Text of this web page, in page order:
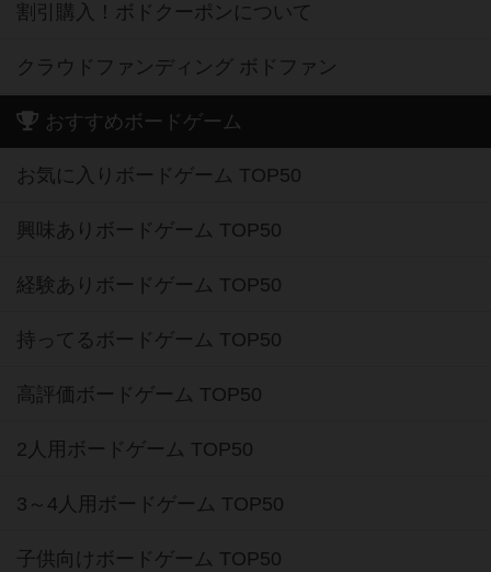
割引購入！ボドクーポンについて
クラウドファンディング ボドファン
おすすめボードゲーム
お気に入りボードゲーム TOP50
興味ありボードゲーム TOP50
経験ありボードゲーム TOP50
持ってるボードゲーム TOP50
高評価ボードゲーム TOP50
2人用ボードゲーム TOP50
3～4人用ボードゲーム TOP50
子供向けボードゲーム TOP50